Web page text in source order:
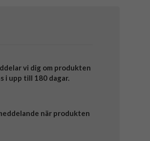
vi dig om produkten
i upp till 180 dagar.
när produkten